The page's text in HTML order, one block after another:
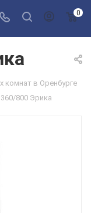
0
комнат в Оренбурге
800 Эрика